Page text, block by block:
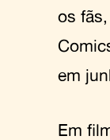
os
em
Em